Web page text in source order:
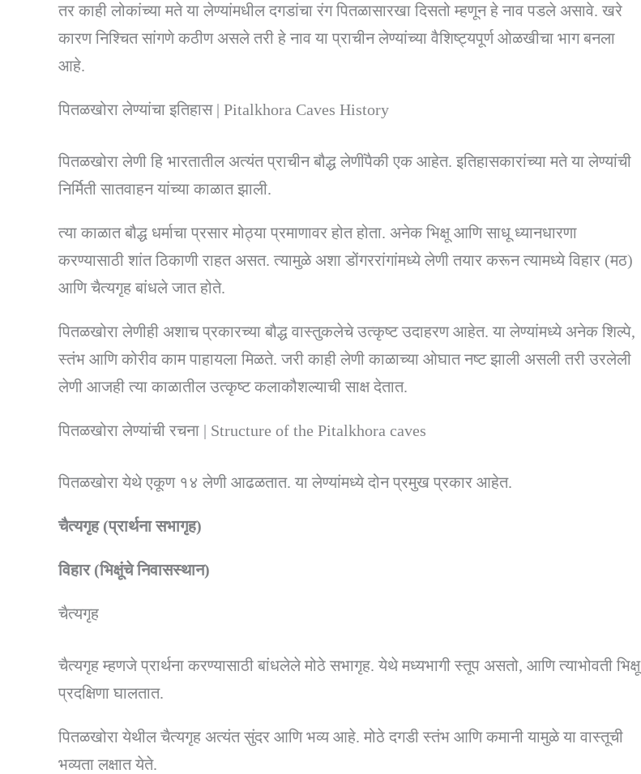
तर काही लोकांच्या मते या लेण्यांमधील दगडांचा रंग पितळासारखा दिसतो म्हणून हे नाव पडले असावे. खरे
कारण निश्चित सांगणे कठीण असले तरी हे नाव या प्राचीन लेण्यांच्या वैशिष्ट्यपूर्ण ओळखीचा भाग बनला
आहे.
पितळखोरा लेण्यांचा इतिहास | Pitalkhora Caves History
पितळखोरा लेणी हि भारतातील अत्यंत प्राचीन बौद्ध लेणींपैकी एक आहेत. इतिहासकारांच्या मते या लेण्यांची
निर्मिती सातवाहन यांच्या काळात झाली.
त्या काळात बौद्ध धर्माचा प्रसार मोठ्या प्रमाणावर होत होता. अनेक भिक्षू आणि साधू ध्यानधारणा
करण्यासाठी शांत ठिकाणी राहत असत. त्यामुळे अशा डोंगररांगांमध्ये लेणी तयार करून त्यामध्ये विहार (मठ)
आणि चैत्यगृह बांधले जात होते.
पितळखोरा लेणीही अशाच प्रकारच्या बौद्ध वास्तुकलेचे उत्कृष्ट उदाहरण आहेत. या लेण्यांमध्ये अनेक शिल्पे,
स्तंभ आणि कोरीव काम पाहायला मिळते. जरी काही लेणी काळाच्या ओघात नष्ट झाली असली तरी उरलेली
लेणी आजही त्या काळातील उत्कृष्ट कलाकौशल्याची साक्ष देतात.
पितळखोरा लेण्यांची रचना | Structure of the Pitalkhora caves
पितळखोरा येथे एकूण १४ लेणी आढळतात. या लेण्यांमध्ये दोन प्रमुख प्रकार आहेत.
चैत्यगृह (प्रार्थना सभागृह)
विहार (भिक्षूंचे निवासस्थान)
चैत्यगृह
चैत्यगृह म्हणजे प्रार्थना करण्यासाठी बांधलेले मोठे सभागृह. येथे मध्यभागी स्तूप असतो, आणि त्याभोवती भिक्षू
प्रदक्षिणा घालतात.
पितळखोरा येथील चैत्यगृह अत्यंत सुंदर आणि भव्य आहे. मोठे दगडी स्तंभ आणि कमानी यामुळे या वास्तूची
भव्यता लक्षात येते.